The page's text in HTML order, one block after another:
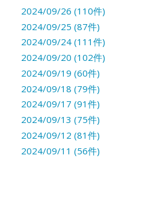
2024/09/26 (110件)
2024/09/25 (87件)
2024/09/24 (111件)
2024/09/20 (102件)
2024/09/19 (60件)
2024/09/18 (79件)
2024/09/17 (91件)
2024/09/13 (75件)
2024/09/12 (81件)
2024/09/11 (56件)